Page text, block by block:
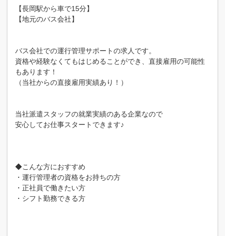
【長岡駅から車で15分】
【地元のバス会社】
バス会社での運行管理サポートの求人です。
資格や経験なくてもはじめることができ、直接雇用の可能性
もあります！
（当社からの直接雇用実績あり！）
当社派遣スタッフの就業実績のある企業なので
安心してお仕事スタートできます♪
◆こんな方におすすめ
・運行管理者の資格をお持ちの方
・正社員で働きたい方
・シフト勤務できる方